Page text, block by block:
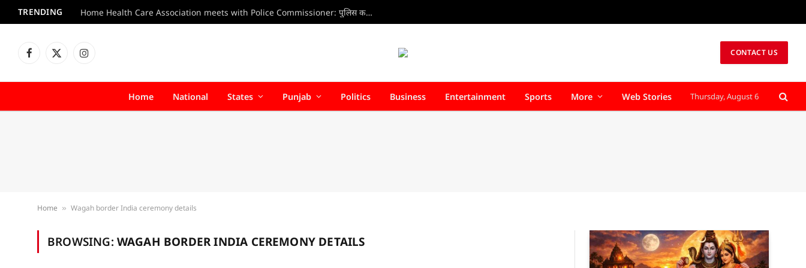
TRENDING Home Health Care Association meets with Police Commissioner: पुलिस कमिश्नर से होम हेल्थ केयर वेलफेयर एसोसिएशन की अहम बैठक, डिफॉल्टर होम हेल्थ केयर एजेंसियों पर जल्द हो सकती है सख्त कार्रवाई
Facebook
X
Instagram CONTACT US
Home National States Punjab Politics Business Entertainment Sports More Web Stories Thursday, August 6
Home » Wagah border India ceremony details
BROWSING: WAGAH BORDER INDIA CEREMONY DETAILS